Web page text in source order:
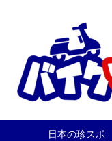
日本の珍スポ